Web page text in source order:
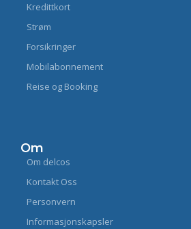
Kredittkort
Strøm
Forsikringer
Mobilabonnement
Reise og Booking
Om
Om delcos
Kontakt Oss
Personvern
Informasjonskapsler